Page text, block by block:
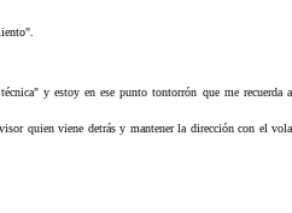
y estoy en ese punto tontorrón que me
quien viene detrás y mantener la dirección con el